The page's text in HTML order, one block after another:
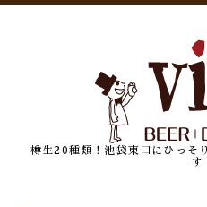
樽生20種類！池袋東口にひっそ
す